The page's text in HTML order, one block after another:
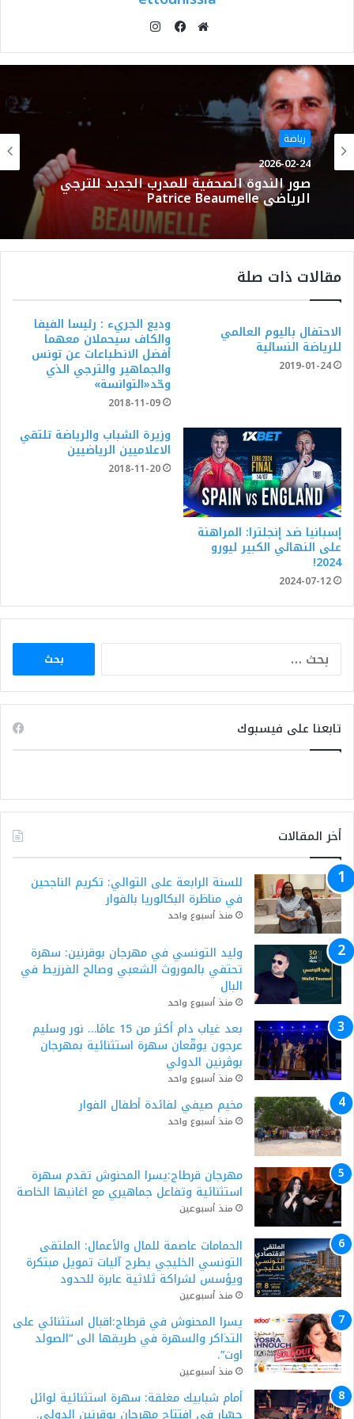
الويب
رياضة
2026-02-24
صور الندوة الصحفية للمدرب الجديد للترجي
الرياضي Patrice Beaumelle
مقالات ذات صلة
الاحتفال باليوم العالمي
للرياضة النسائية
2019-01-24
وديع الجريء : رئيسا الفيفا
والكاف سيحملان معهما
أفضل الانطباعات عن تونس
والجماهير والترجي الذي
وحّد«التوانسة»
2018-11-09
إسبانيا ضد إنجلترا: المراهنة
على النهائي الكبير ليورو
2024!
2024-07-12
وزيرة الشباب والرياضة تلتقي
الاعلاميين الرياضيين
2018-11-20
البحث
تابعنا على فيسبوك
أخر المقالات
للسنة الرابعة على التوالي: تكريم الناجحين
في مناظرة البكالوريا بالفوار
منذ أسبوع واحد
وليد التونسي في مهرجان بوقرنين: سهرة
تحتفي بالموروث الشعبي وصالح الفرزيط في
البال
منذ أسبوع واحد
بعد غياب دام أكثر من 15 عامًا… نور وسليم
عرجون يوقّعان سهرة استثنائية بمهرجان
بوڨرنين الدولي
منذ أسبوع واحد
مخيم صيفي لفائدة أطفال الفوار
منذ أسبوع واحد
مهرجان قرطاج:يسرا المحنوش تقدم سهرة
استثنائية وتفاعل جماهيري مع اغانيها الخاصة
منذ أسبوعين
الحمامات عاصمة للمال والأعمال: الملتقى
التونسي الخليجي يطرح آليات تمويل مبتكرة
ويؤسس لشراكة ثلاثية عابرة للحدود
منذ أسبوعين
يسرا المحنوش في قرطاج:اقبال استثنائي على
التذاكر والسهرة في طريقها الى “الصولد
اوت”.
منذ أسبوعين
أمام شبابيك مغلقة: سهرة استثنائية لوائل
جسّار في افتتاح مهرجان بوقرنين الدولي.